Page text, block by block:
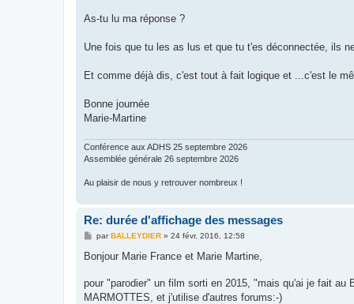
g
As-tu lu ma réponse ?
Une fois que tu les as lus et que tu t'es déconnectée, ils
Et comme déjà dis, c'est tout à fait logique et ...c'est le
Bonne journée
Marie-Martine
Conférence aux ADHS 25 septembre 2026
Assemblée générale 26 septembre 2026
Au plaisir de nous y retrouver nombreux !
Re: durée d'affichage des messages
M
s
g
e
parBALLEYDIER» 24 févr. 2016, 12:58
Bonjour Marie France et Marie Martine,
pour "parodier" un film sorti en 2015, "mais qu'ai je fait au
MARMOTTES, et j'utilise d'autres forums:-)